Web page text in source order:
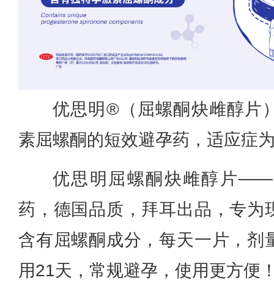
优思明®（屈螺酮炔雌醇片
素屈螺酮的短效避孕药，适应症
优思明屈螺酮炔雌醇片
药，德国品质，拜耳出品，专为
含有屈螺酮成分，每天一片，剂
用21天，常规避孕，使用更方便